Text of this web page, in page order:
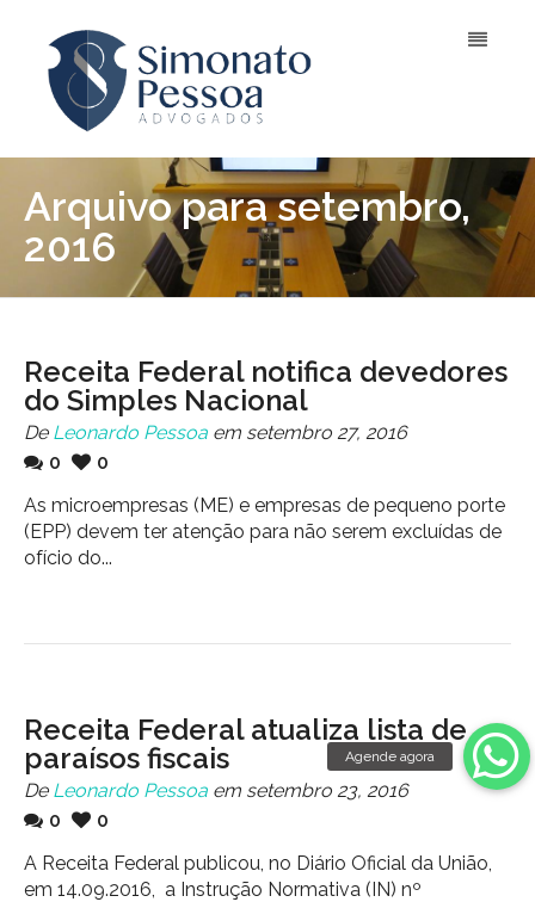
Arquivo para setembro,
2016
Receita Federal notifica devedores
do Simples Nacional
De Leonardo Pessoa em setembro 27, 2016
0
0
As microempresas (ME) e empresas de pequeno porte
(EPP) devem ter atenção para não serem excluídas de
ofício do...
Receita Federal atualiza lista de
paraísos fiscais
De Leonardo Pessoa em setembro 23, 2016
0
0
A Receita Federal publicou, no Diário Oficial da União,
em 14.09.2016, a Instrução Normativa (IN) nº